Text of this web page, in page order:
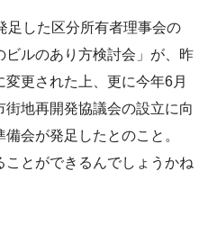
足した区分所有者理事会の
ルのあり方検討会」が、昨
更された上、更に今年6月
地再開発協議会の設立に向
会が発足したとのこと。
とができるんでしょうかね